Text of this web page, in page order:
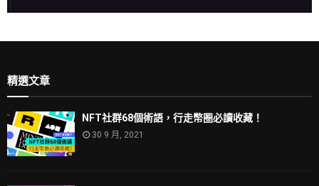
精選文章
NFT社群68個術語，行走幣圈必讀收藏！
30 9 月, 2021